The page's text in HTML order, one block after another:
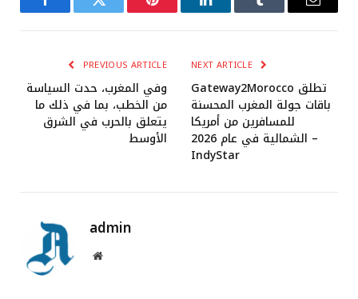
FacebookTwitter Pinterest LinkedInTumblr Email
PREVIOUS ARTICLE
وفي المغرب، حدت السياسة
من الخطب، بما في ذلك ما
يتعلق بالحرب في الشرق
الأوسط
NEXT ARTICLE
Gateway2Morocco تطلق
باقات جولة المغرب المحسنة
للمسافرين من أمريكا
الشمالية في عام 2026 –
IndyStar
admin
Website